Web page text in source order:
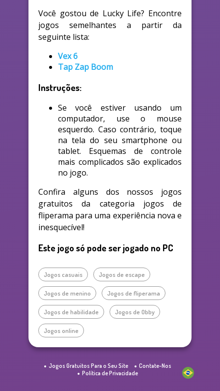
Você gostou de Lucky Life? Encontre
jogos semelhantes a partir da
seguinte lista:
Vex 6
Tap Zap Boom
Instruções:
Se você estiver usando um
computador, use o mouse
esquerdo. Caso contrário, toque
na tela do seu smartphone ou
tablet. Esquemas de controle
mais complicados são explicados
no jogo.
Confira alguns dos nossos jogos
gratuitos da categoria jogos de
fliperama para uma experiência nova e
inesquecível!
Este jogo só pode ser jogado no PC
Jogos casuais Jogos de escape
Jogos de menino Jogos de fliperama
Jogos de habilidade Jogos de Obby
Jogos online
Jogos Gratuitos Para o Seu Site
Contate-Nos
Política de Privacidade